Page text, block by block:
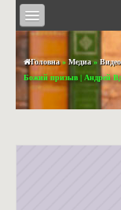
Головна» Медиа»
Божий призыв | Андрей